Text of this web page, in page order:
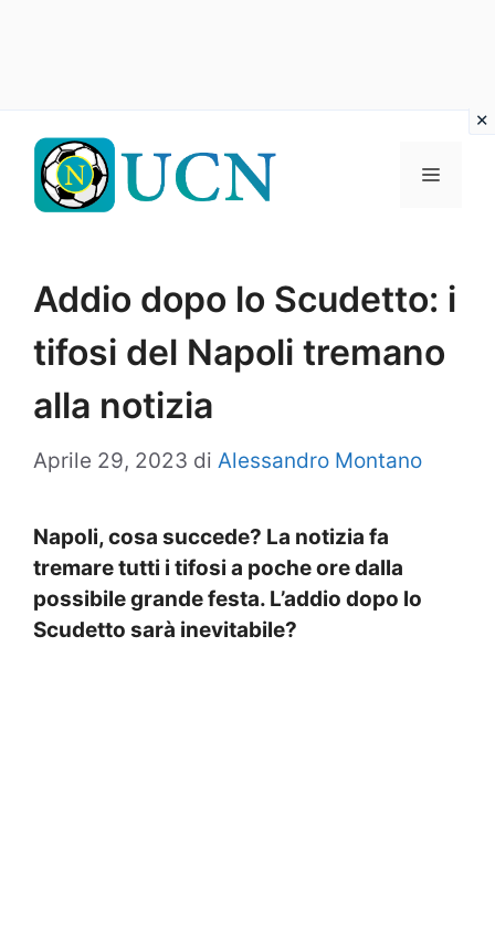
contenuto
Menu
Addio dopo lo Scudetto: i
tifosi del Napoli tremano
alla notizia
Aprile 29, 2023 di Alessandro Montano
Napoli, cosa succede? La notizia fa
tremare tutti i tifosi a poche ore dalla
possibile grande festa. L’addio dopo lo
Scudetto sarà inevitabile?